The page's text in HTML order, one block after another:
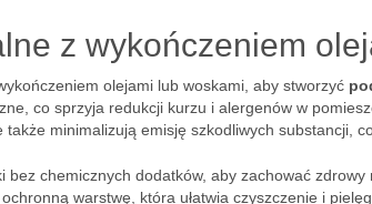
z wykończeniem
olejami lub woskami, aby stworzyć
co sprzyja redukcji kurzu i alergenów w
minimalizują emisję szkodliwych substancji,
bez chemicznych dodatków, aby zachować
warstwę, która ułatwia czyszczenie i